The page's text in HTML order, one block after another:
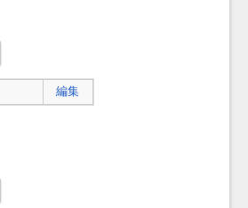
編集